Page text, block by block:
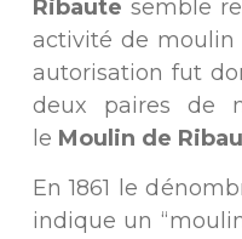
Ribaute semble
activité de moulin
autorisation fut
deux paires de
le Moulin de
En 1861 le
indique un